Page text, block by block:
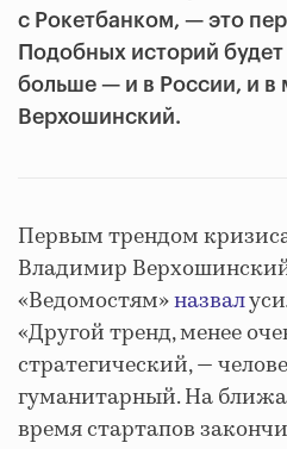
с Рокетбанком, — это
Подобных историй
больше — и в России, и в
Верхошинский.
Первым трендом
Владимир
«Ведомостям»назвал
«Другой тренд, менее
стратегический, —
гуманитарный. На
время стартапов